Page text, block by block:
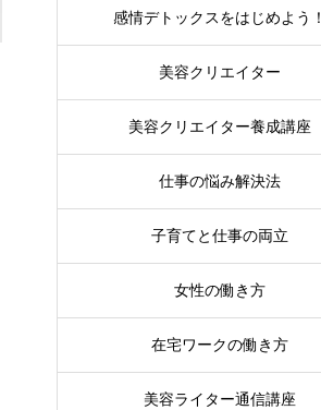
感情デトックスをはじめよう！
美容クリエイター
美容クリエイター養成講座
仕事の悩み解決法
子育てと仕事の両立
女性の働き方
在宅ワークの働き方
美容ライター通信講座